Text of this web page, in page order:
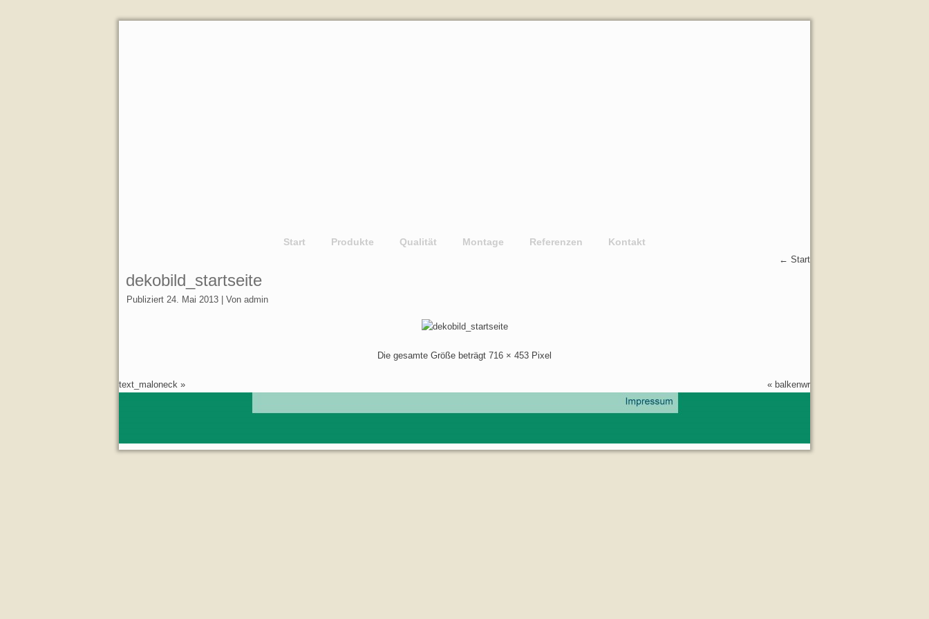
Start Produkte Qualität Montage Referenzen Kontakt
← Start
dekobild_startseite
Publiziert 24. Mai 2013 Von admin
Die gesamte Größe beträgt 716 × 453 Pixel
text_maloneck » « balkenwr